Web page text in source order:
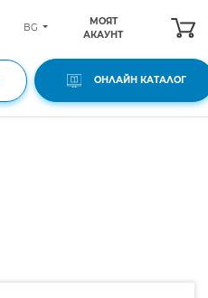
BG
МОЯТ
АКАУНТ
ОНЛАЙН КАТАЛОГ